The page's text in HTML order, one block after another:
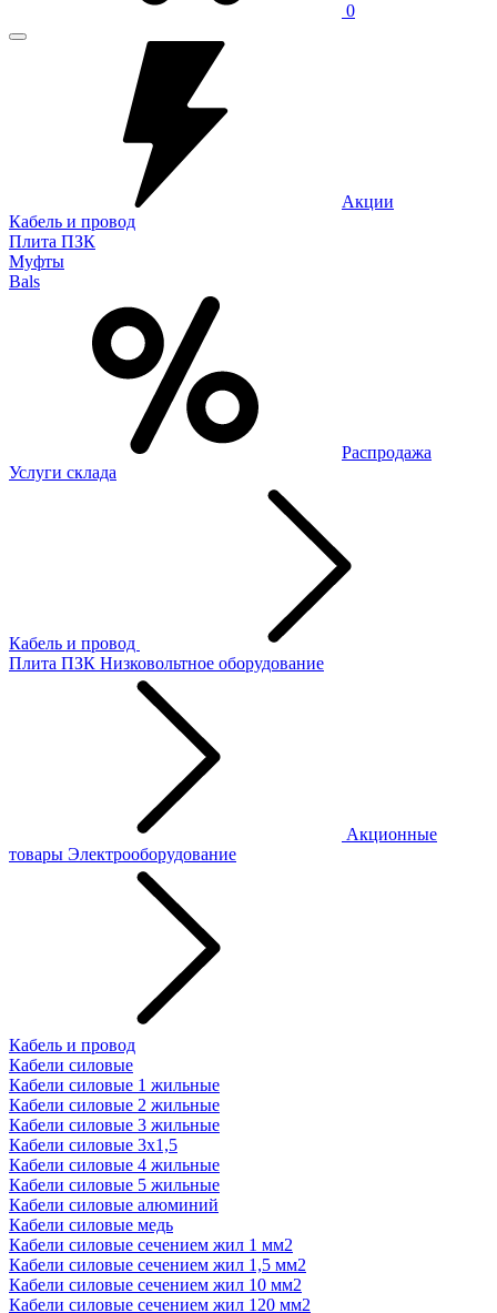
0
Акции
Кабель и провод
Плита ПЗК
Муфты
Bals
Распродажа
Услуги склада
Кабель и провод
Плита ПЗК Низковольтное оборудование
Акционные
товары Электрооборудование
Кабель и провод
Кабели силовые
Кабели силовые 1 жильные
Кабели силовые 2 жильные
Кабели силовые 3 жильные
Кабели силовые 3х1,5
Кабели силовые 4 жильные
Кабели силовые 5 жильные
Кабели силовые алюминий
Кабели силовые медь
Кабели силовые сечением жил 1 мм2
Кабели силовые сечением жил 1,5 мм2
Кабели силовые сечением жил 10 мм2
Кабели силовые сечением жил 120 мм2